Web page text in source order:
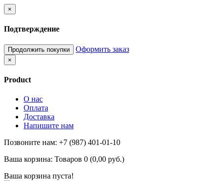
×
Подтверждение
Продолжить покупки Оформить заказ
×
Product
О нас
Оплата
Доставка
Напишите нам
Позвоните нам: +7 (987) 401-01-10
Ваша корзина: Товаров 0 (0,00 руб.)
Ваша корзина пуста!